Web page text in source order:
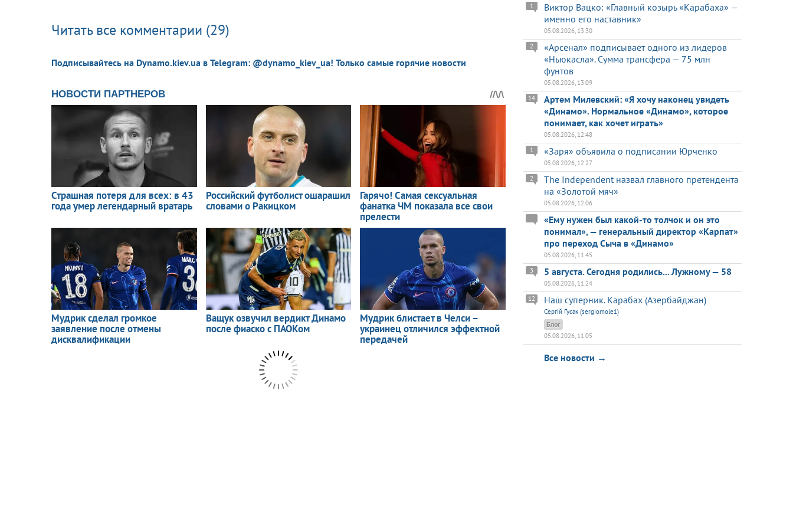
Читать все комментарии (29)
Подписывайтесь на Dynamo.kiev.ua в Telegram: @dynamo_kiev_ua! Только самые горячие новости
Виктор Вацко: «Главный козырь «Карабаха» —
именно его наставник»
1
05.08.2026, 13:30
«Арсенал» подписывает одного из лидеров
«Ньюкасла». Сумма трансфера — 75 млн
фунтов
2
05.08.2026, 13:09
Артем Милевский: «Я хочу наконец увидеть
«Динамо». Нормальное «Динамо», которое
понимает, как хочет играть»
14
05.08.2026, 12:48
«Заря» объявила о подписании Юрченко
1
05.08.2026, 12:27
The Independent назвал главного претендента
на «Золотой мяч»
2
05.08.2026, 12:06
«Ему нужен был какой-то толчок и он это
понимал», — генеральный директор «Карпат»
про переход Сыча в «Динамо»
05.08.2026, 11:45
5 августа. Сегодня родились... Лужному — 58
3
05.08.2026, 11:24
Наш суперник. Карабах (Азербайджан)
12
Сергій Гусак (sergiomole1)
Блог
05.08.2026, 11:05
Все новости →